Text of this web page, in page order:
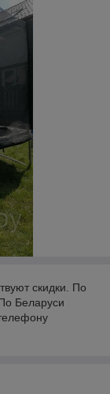
скидки. По
Беларуси